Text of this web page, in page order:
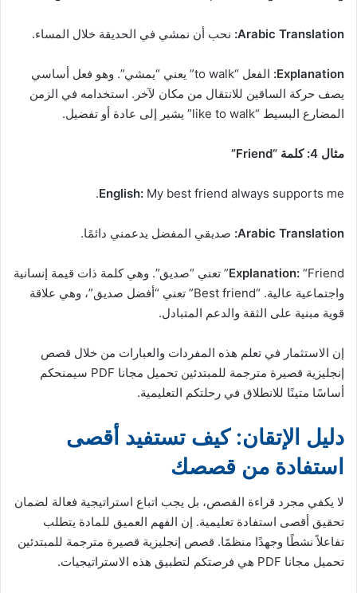
Arabic Translation: نحب أن نمشي في الحديقة خلال المساء.
Explanation:
الفعل “to walk” يعني “يمشي”. وهو فعل أساسي
يصف حركة الساقين للانتقال من مكان لآخر. استخدامه في الزمن
المضارع البسيط “like to walk” يشير إلى عادة أو تفضيل.
مثال 4: كلمة “Friend”
English: My best friend always supports me.
Arabic Translation: صديقي المفضل يدعمني دائمًا.
Explanation:“Friend” تعني “صديق”. وهي كلمة ذات قيمة إنسانية
واجتماعية عالية. “Best friend” تعني “أفضل صديق”، وهي علاقة
قوية مبنية على الثقة والدعم المتبادل.
إن الاستثمار في تعلم هذه المفردات والعبارات من خلال قصص
إنجليزية قصيرة مترجمة للمبتدئين تحميل مجانا PDF سيمنحكم
أساسًا متينًا للانطلاق في رحلتكم التعليمية.
دليل الإتقان: كيف تستفيد أقصى
استفادة من قصصك
لا يكفي مجرد قراءة القصص، بل يجب اتباع استراتيجية فعالة لضمان
تحقيق أقصى استفادة تعليمية. إن الفهم العميق للمادة يتطلب
تفاعلاً نشطًا وجهدًا منظمًا. قصص إنجليزية قصيرة مترجمة للمبتدئين
تحميل مجانا PDF هي فرصتكم لتطبيق هذه الاستراتيجيات.